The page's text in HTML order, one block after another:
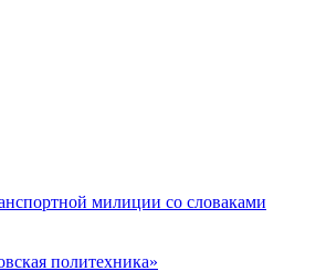
милиции со словаками
политехника»